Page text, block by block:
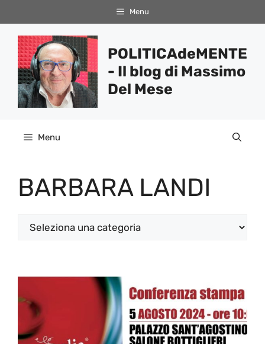
al
contenuto
Menu
POLITICAdeMENTE
- Il blog di Massimo
Del Mese
Menu
BARBARA LANDI
Categorie